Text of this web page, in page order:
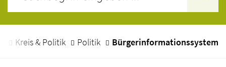
Kreis & Politik Politik Bürgerinformationssystem